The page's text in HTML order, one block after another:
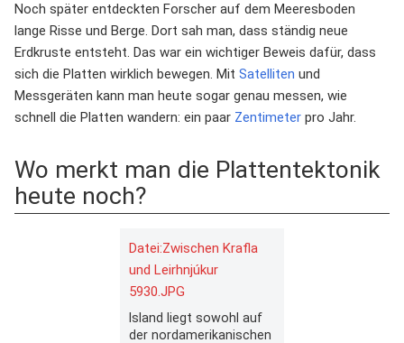
Noch später entdeckten Forscher auf dem Meeresboden
lange Risse und Berge. Dort sah man, dass ständig neue
Erdkruste entsteht. Das war ein wichtiger Beweis dafür, dass
sich die Platten wirklich bewegen. Mit Satelliten und
Messgeräten kann man heute sogar genau messen, wie
schnell die Platten wandern: ein paar Zentimeter pro Jahr.
Wo merkt man die Plattentektonik
heute noch?
Datei:Zwischen Krafla
und Leirhnjúkur
5930.JPG
Island liegt sowohl auf
der nordamerikanischen